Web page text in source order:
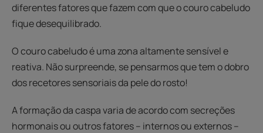
diferentes fatores que fazem com que o couro cabeludo
fique desequilibrado.
O couro cabeludo é uma zona altamente sensível e
reativa. Não surpreende, se pensarmos que tem o dobro
dos recetores sensoriais da pele do rosto!
A formação da caspa varia de acordo com secreções
hormonais ou outros fatores – internos ou externos –